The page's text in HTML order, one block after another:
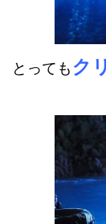
とっても ク